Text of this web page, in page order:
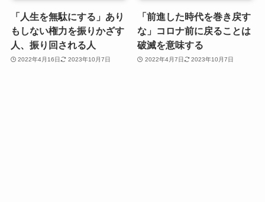
「人生を無駄にする」あり
もしない権力を振りかざす
人、振り回される人
2022年4月16日 2023年10月7日
「前進した時代を巻き戻す
な」コロナ前に戻ることは
破滅を意味する
2022年4月7日 2023年10月7日